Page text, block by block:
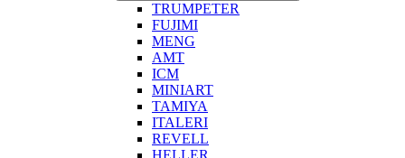
TRUMPETER
FUJIMI
MENG
AMT
ICM
MINIART
TAMIYA
ITALERI
REVELL